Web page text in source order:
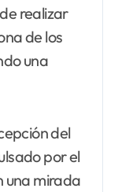
realizar
de los
una
del
por el
una mirada